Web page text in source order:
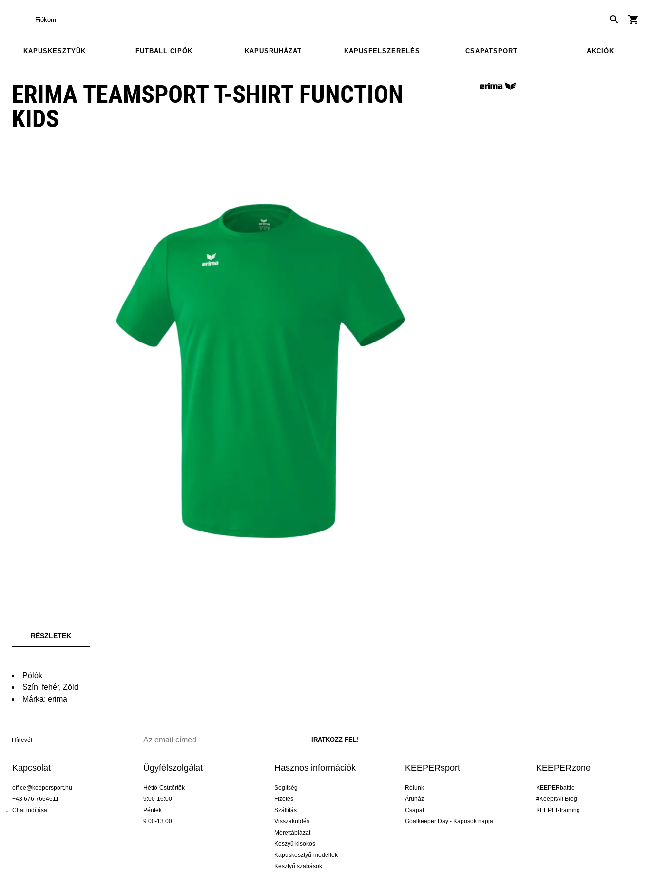
Fiókom
KAPUSKESZTYŰK FUTBALL CIPŐK KAPUSRUHÁZAT KAPUSFELSZERELÉS CSAPATSPORT AKCIÓK
ERIMA TEAMSPORT T-SHIRT FUNCTION
KIDS
RÉSZLETEK
Pólók
Szín: fehér, Zöld
Márka: erima
Hírlevél
Kapcsolat
office@keepersport.hu
+43 676 7664611
Chat indítása
Ügyfélszolgálat
Hétfő-Csütörtök
9:00-16:00
Péntek
9:00-13:00
Hasznos információk
Segítség
Fizetés
Szállítás
Visszaküldés
Mérettáblázat
Keszyű kisokos
Kapuskesztyű-modellek
Kesztyű szabások
KEEPERsport
Rólunk
Áruház
Csapat
Goalkeeper Day - Kapusok napja
KEEPERzone
KEEPERbattle
#KeepItAll Blog
KEEPERtraining